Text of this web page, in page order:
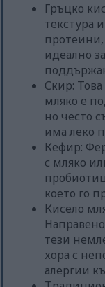
Гръцко
текстура
протеини,
идеално
Скир:
мляко е
но често
има леко
Кефир:
с мляко
което го
Кисело
тези
хора с
алергии